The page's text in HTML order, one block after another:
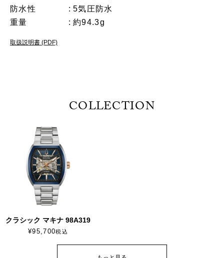
防水性
5気圧防水
重量
約94.3g
取扱説明書 (PDF)
COLLECTION
クラシック マキナ 98A319
¥95,700税込